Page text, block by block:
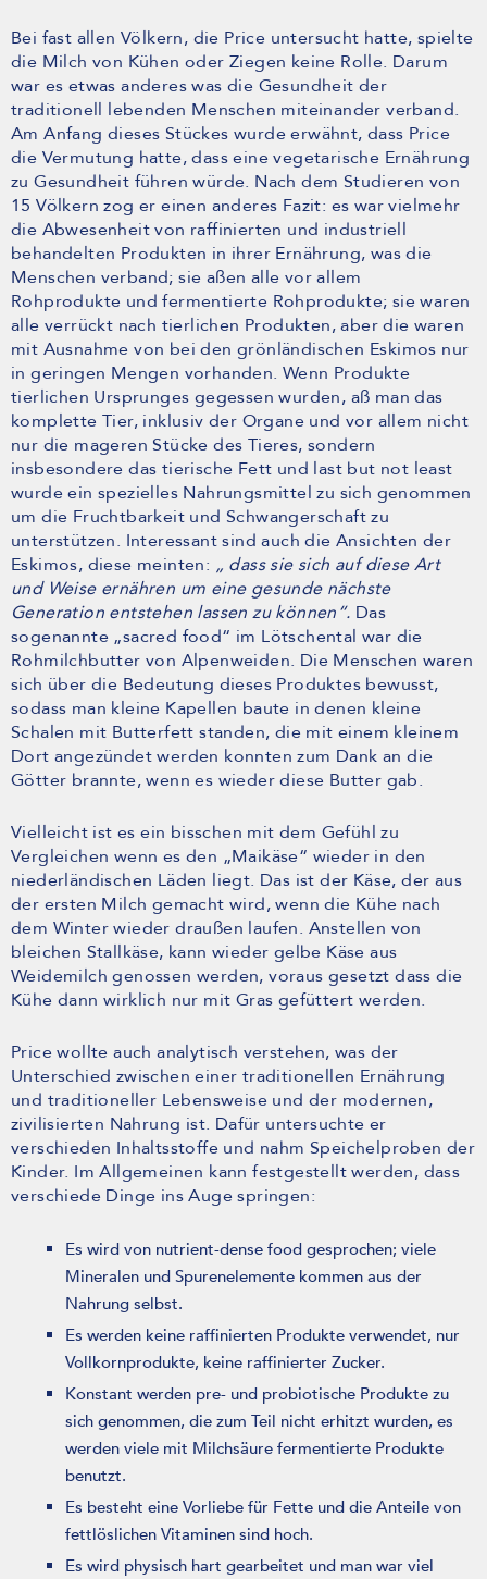
Bei fast allen Völkern, die Price untersucht hatte, spielte
die Milch von Kühen oder Ziegen keine Rolle. Darum
war es etwas anderes was die Gesundheit der
traditionell lebenden Menschen miteinander verband.
Am Anfang dieses Stückes wurde erwähnt, dass Price
die Vermutung hatte, dass eine vegetarische Ernährung
zu Gesundheit führen würde. Nach dem Studieren von
15 Völkern zog er einen anderes Fazit: es war vielmehr
die Abwesenheit von raffinierten und industriell
behandelten Produkten in ihrer Ernährung, was die
Menschen verband; sie aßen alle vor allem
Rohprodukte und fermentierte Rohprodukte; sie waren
alle verrückt nach tierlichen Produkten, aber die waren
mit Ausnahme von bei den grönländischen Eskimos nur
in geringen Mengen vorhanden. Wenn Produkte
tierlichen Ursprunges gegessen wurden, aß man das
komplette Tier, inklusiv der Organe und vor allem nicht
nur die mageren Stücke des Tieres, sondern
insbesondere das tierische Fett und last but not least
wurde ein spezielles Nahrungsmittel zu sich genommen
um die Fruchtbarkeit und Schwangerschaft zu
unterstützen. Interessant sind auch die Ansichten der
Eskimos, diese meinten: „ dass sie sich auf diese Art
und Weise ernähren um eine gesunde nächste
Generation entstehen lassen zu können“. Das
sogenannte „sacred food“ im Lötschental war die
Rohmilchbutter von Alpenweiden. Die Menschen waren
sich über die Bedeutung dieses Produktes bewusst,
sodass man kleine Kapellen baute in denen kleine
Schalen mit Butterfett standen, die mit einem kleinem
Dort angezündet werden konnten zum Dank an die
Götter brannte, wenn es wieder diese Butter gab.
Vielleicht ist es ein bisschen mit dem Gefühl zu
Vergleichen wenn es den „Maikäse“ wieder in den
niederländischen Läden liegt. Das ist der Käse, der aus
der ersten Milch gemacht wird, wenn die Kühe nach
dem Winter wieder draußen laufen. Anstellen von
bleichen Stallkäse, kann wieder gelbe Käse aus
Weidemilch genossen werden, voraus gesetzt dass die
Kühe dann wirklich nur mit Gras gefüttert werden.
Price wollte auch analytisch verstehen, was der
Unterschied zwischen einer traditionellen Ernährung
und traditioneller Lebensweise und der modernen,
zivilisierten Nahrung ist. Dafür untersuchte er
verschieden Inhaltsstoffe und nahm Speichelproben der
Kinder. Im Allgemeinen kann festgestellt werden, dass
verschiede Dinge ins Auge springen:
Es wird von nutrient-dense food gesprochen; viele
Mineralen und Spurenelemente kommen aus der
Nahrung selbst.
Es werden keine raffinierten Produkte verwendet, nur
Vollkornprodukte, keine raffinierter Zucker.
Konstant werden pre- und probiotische Produkte zu
sich genommen, die zum Teil nicht erhitzt wurden, es
werden viele mit Milchsäure fermentierte Produkte
benutzt.
Es besteht eine Vorliebe für Fette und die Anteile von
fettlöslichen Vitaminen sind hoch.
Es wird physisch hart gearbeitet und man war viel